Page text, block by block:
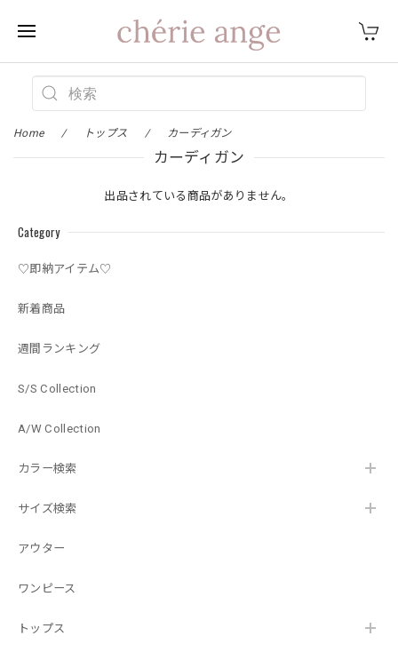
Category
♡即納アイテム♡
新着商品
週間ランキング
S/S Collection
A/W Collection
カラー検索
サイズ検索
アウター
ワンピース
トップス
Home トップス カーディガン
カーディガン
出品されている商品がありません。